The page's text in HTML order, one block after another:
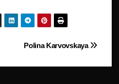
Polina Karvovskaya